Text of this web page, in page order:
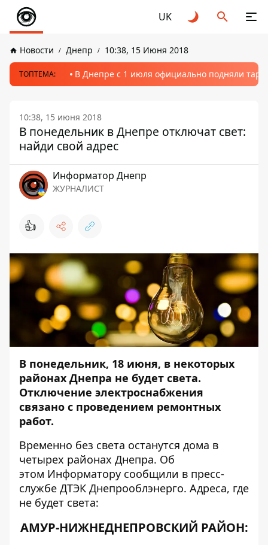
UK
Новости Днепр 10:38, 15 Июня 2018
ТОПТЕМА: В Днепре с 1 июля официально подняли
10:38, 15 июня 2018
В понедельник в Днепре отключат свет:
найди свой адрес
Информатор Днепр
ЖУРНАЛИСТ
👍
В понедельник, 18 июня, в некоторых
районах Днепра не будет света.
Отключение электроснабжения
связано с проведением ремонтных
работ.
Временно без света останутся дома в
четырех районах Днепра. Об
этом Информатору сообщили в пресс-
службе ДТЭК Днепрооблэнерго. Адреса, где
не будет света:
АМУР-НИЖНЕДНЕПРОВСКИЙ РАЙОН: